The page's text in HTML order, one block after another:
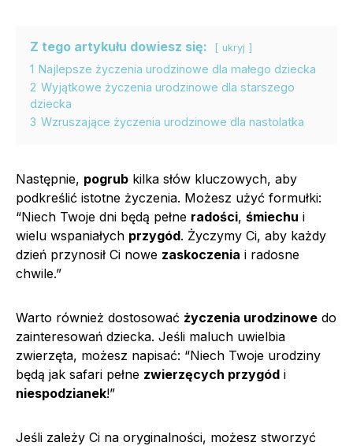
Z tego artykułu dowiesz się: ukryj
1 Najlepsze życzenia urodzinowe dla małego dziecka
2 Wyjątkowe życzenia urodzinowe dla starszego
dziecka
3 Wzruszające życzenia urodzinowe dla nastolatka
Następnie, pogrub kilka słów kluczowych, aby
podkreślić istotne życzenia. Możesz użyć formułki:
“Niech Twoje dni będą pełne radości, śmiechu i
wielu wspaniałych przygód. Życzymy Ci, aby każdy
dzień przynosił Ci nowe zaskoczenia i radosne
chwile.”
Warto również dostosować życzenia urodzinowe do
zainteresowań dziecka. Jeśli maluch uwielbia
zwierzęta, możesz napisać: “Niech Twoje urodziny
będą jak safari pełne zwierzęcych przygód i
niespodzianek!”
Jeśli zależy Ci na oryginalności, możesz stworzyć